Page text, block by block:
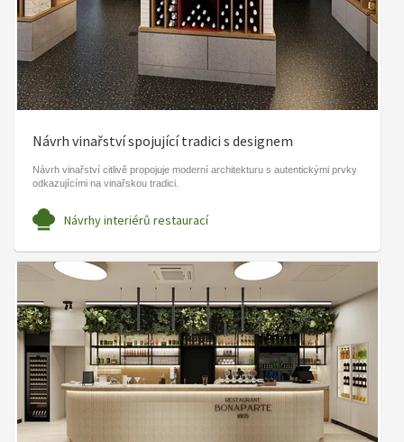
Návrh vinařství spojující tradici s designem
Návrh vinařství citlivě propojuje moderní architekturu s autentickými prvky
odkazujícími na vinařskou tradici.
Návrhy interiérů restaurací